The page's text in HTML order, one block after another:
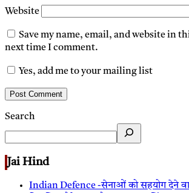
Website
Save my name, email, and website in
next time I comment.
Yes, add me to your mailing list
Search
Jai Hind
Indian Defence -सेनाओं को सहयोग देने